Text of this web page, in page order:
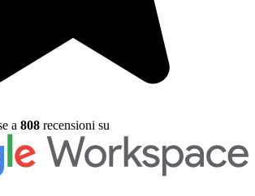
a 808 recensioni su